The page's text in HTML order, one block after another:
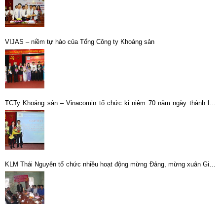
VIJAS – niềm tự hào của Tổng Công ty Khoáng sản
TCTy Khoáng sản – Vinacomin tổ chức kỉ niệm 70 năm ngày thành lập
Quân đội nhân dân VN và 25 năm ngày hội Quốc phòng toàn dân
KLM Thái Nguyên tổ chức nhiều hoạt động mừng Đảng, mừng xuân Giáp
Ngọ 2014